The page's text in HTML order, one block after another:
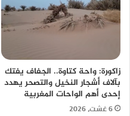
زاكورة: واحة كتاوة.. الجفاف يفتك
بآلاف أشجار النخيل والتصحر يهدد
إحدى أهم الواحات المغربية
6 غشت، 2026